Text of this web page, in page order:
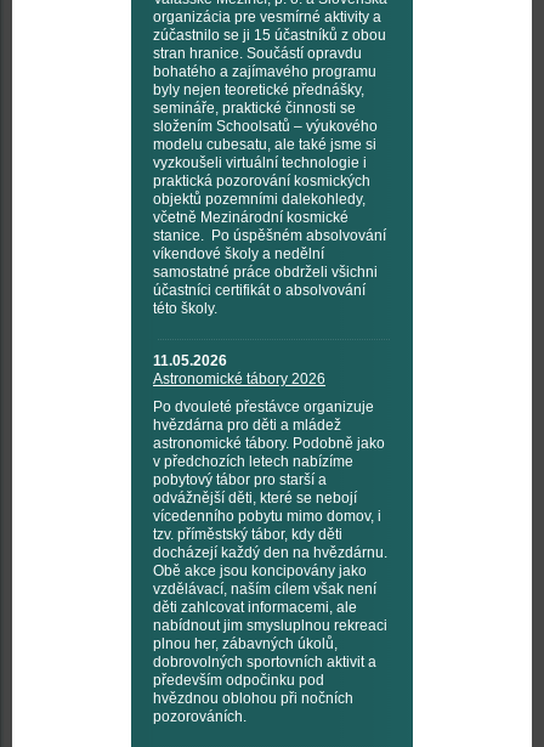
organizácia pre vesmírné aktivity a
zúčastnilo se ji 15 účastníků z obou
stran hranice. Součástí opravdu
bohatého a zajímavého programu
byly nejen teoretické přednášky,
semináře, praktické činnosti se
složením Schoolsatů – výukového
modelu cubesatu, ale také jsme si
vyzkoušeli virtuální technologie i
praktická pozorování kosmických
objektů pozemními dalekohledy,
včetně Mezinárodní kosmické
stanice. Po úspěšném absolvování
víkendové školy a nedělní
samostatné práce obdrželi všichni
účastníci certifikát o absolvování
této školy.
11.05.2026
Astronomické tábory 2026
Po dvouleté přestávce organizuje
hvězdárna pro děti a mládež
astronomické tábory. Podobně jako
v předchozích letech nabízíme
pobytový tábor pro starší a
odvážnější děti, které se nebojí
vícedenního pobytu mimo domov, i
tzv. příměstský tábor, kdy děti
docházejí každý den na hvězdárnu.
Obě akce jsou koncipovány jako
vzdělávací, naším cílem však není
děti zahlcovat informacemi, ale
nabídnout jim smysluplnou rekreaci
plnou her, zábavných úkolů,
dobrovolných sportovních aktivit a
především odpočinku pod
hvězdnou oblohou při nočních
pozorováních.